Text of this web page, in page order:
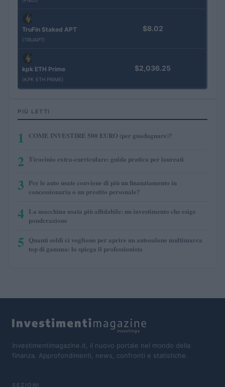
TruFin Staked APT
(TRUAPT)
$8.02
kpk ETH Prime
(KPK ETH PRIME)
$2,036.25
PIÙ LETTI
1 COME INVESTIRE 500 EURO (per guadagnare)?
2 Tirocinio extra-curriculare: guida pratica per laureati
3 Per le auto usate conviene di più un finanziamento in
concessionaria o un prestito personale?
4 La macchina usata più affidabile: un investimento che esige
ponderazione
5 Quanti soldi ci vogliono per aprire un autosalone multimarca
top di gamma: lo spiega il professionista
Investimentimagazine.it, il nuovo portale nel mondo della
finanza. Approfondimenti, news, confronti e statistiche.
SEZIONI